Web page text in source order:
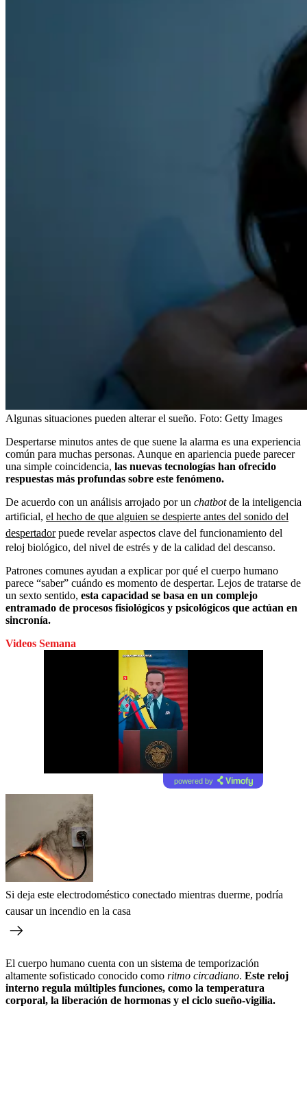
Algunas situaciones pueden alterar el sueño. Foto: Getty Images
Despertarse minutos antes de que suene la alarma es una experiencia
común para muchas personas. Aunque en apariencia puede parecer
una simple coincidencia, las nuevas tecnologías han ofrecido
respuestas más profundas sobre este fenómeno.
De acuerdo con un análisis arrojado por un chatbotde la inteligencia
artificial, el hecho de que alguien se despierte antes del sonido del
despertadorpuede revelar aspectos clave del funcionamiento del
reloj biológico, del nivel de estrés y de la calidad del descanso.
Patrones comunes ayudan a explicar por qué el cuerpo humano
parece “saber” cuándo es momento de despertar. Lejos de tratarse de
un sexto sentido, esta capacidad se basa en un complejo
entramado de procesos fisiológicos y psicológicos que actúan en
sincronía.
Videos Semana
powered by
Si deja este electrodoméstico conectado mientras duerme, podría
causar un incendio en la casa
El cuerpo humano cuenta con un sistema de temporización
altamente sofisticado conocido como ritmo circadiano. Este reloj
interno regula múltiples funciones, como la temperatura
corporal, la liberación de hormonas y el ciclo sueño-vigilia.